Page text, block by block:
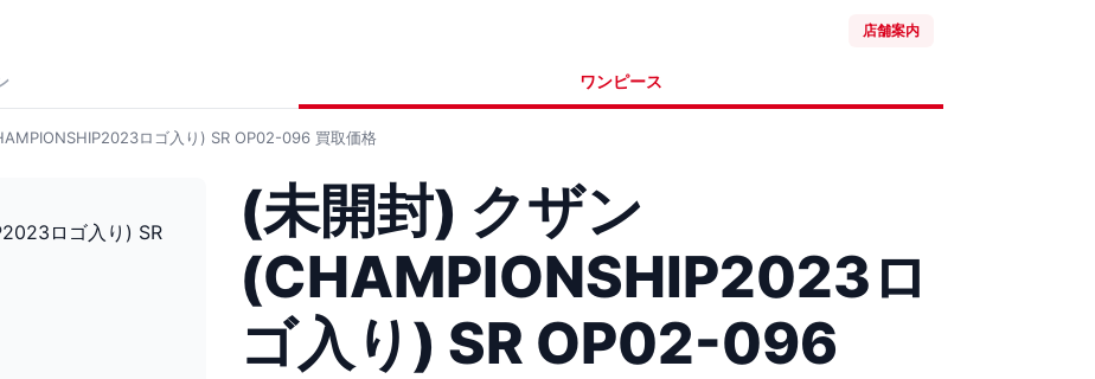
店舗案内
ワンピース
ロゴ入り) SR OP02-096 買取価格
(未開封) クザン
(CHAMPIONSHIP2023ロ
ゴ入り) SR OP02-096